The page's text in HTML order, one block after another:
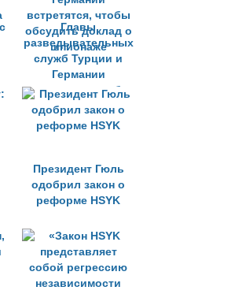
Главы
разведывательных
служб Турции и
Германии
встретятся, чтобы
обсудить доклад о
шпионаже
Президент Гюль
одобрил закон о
реформе HSYK